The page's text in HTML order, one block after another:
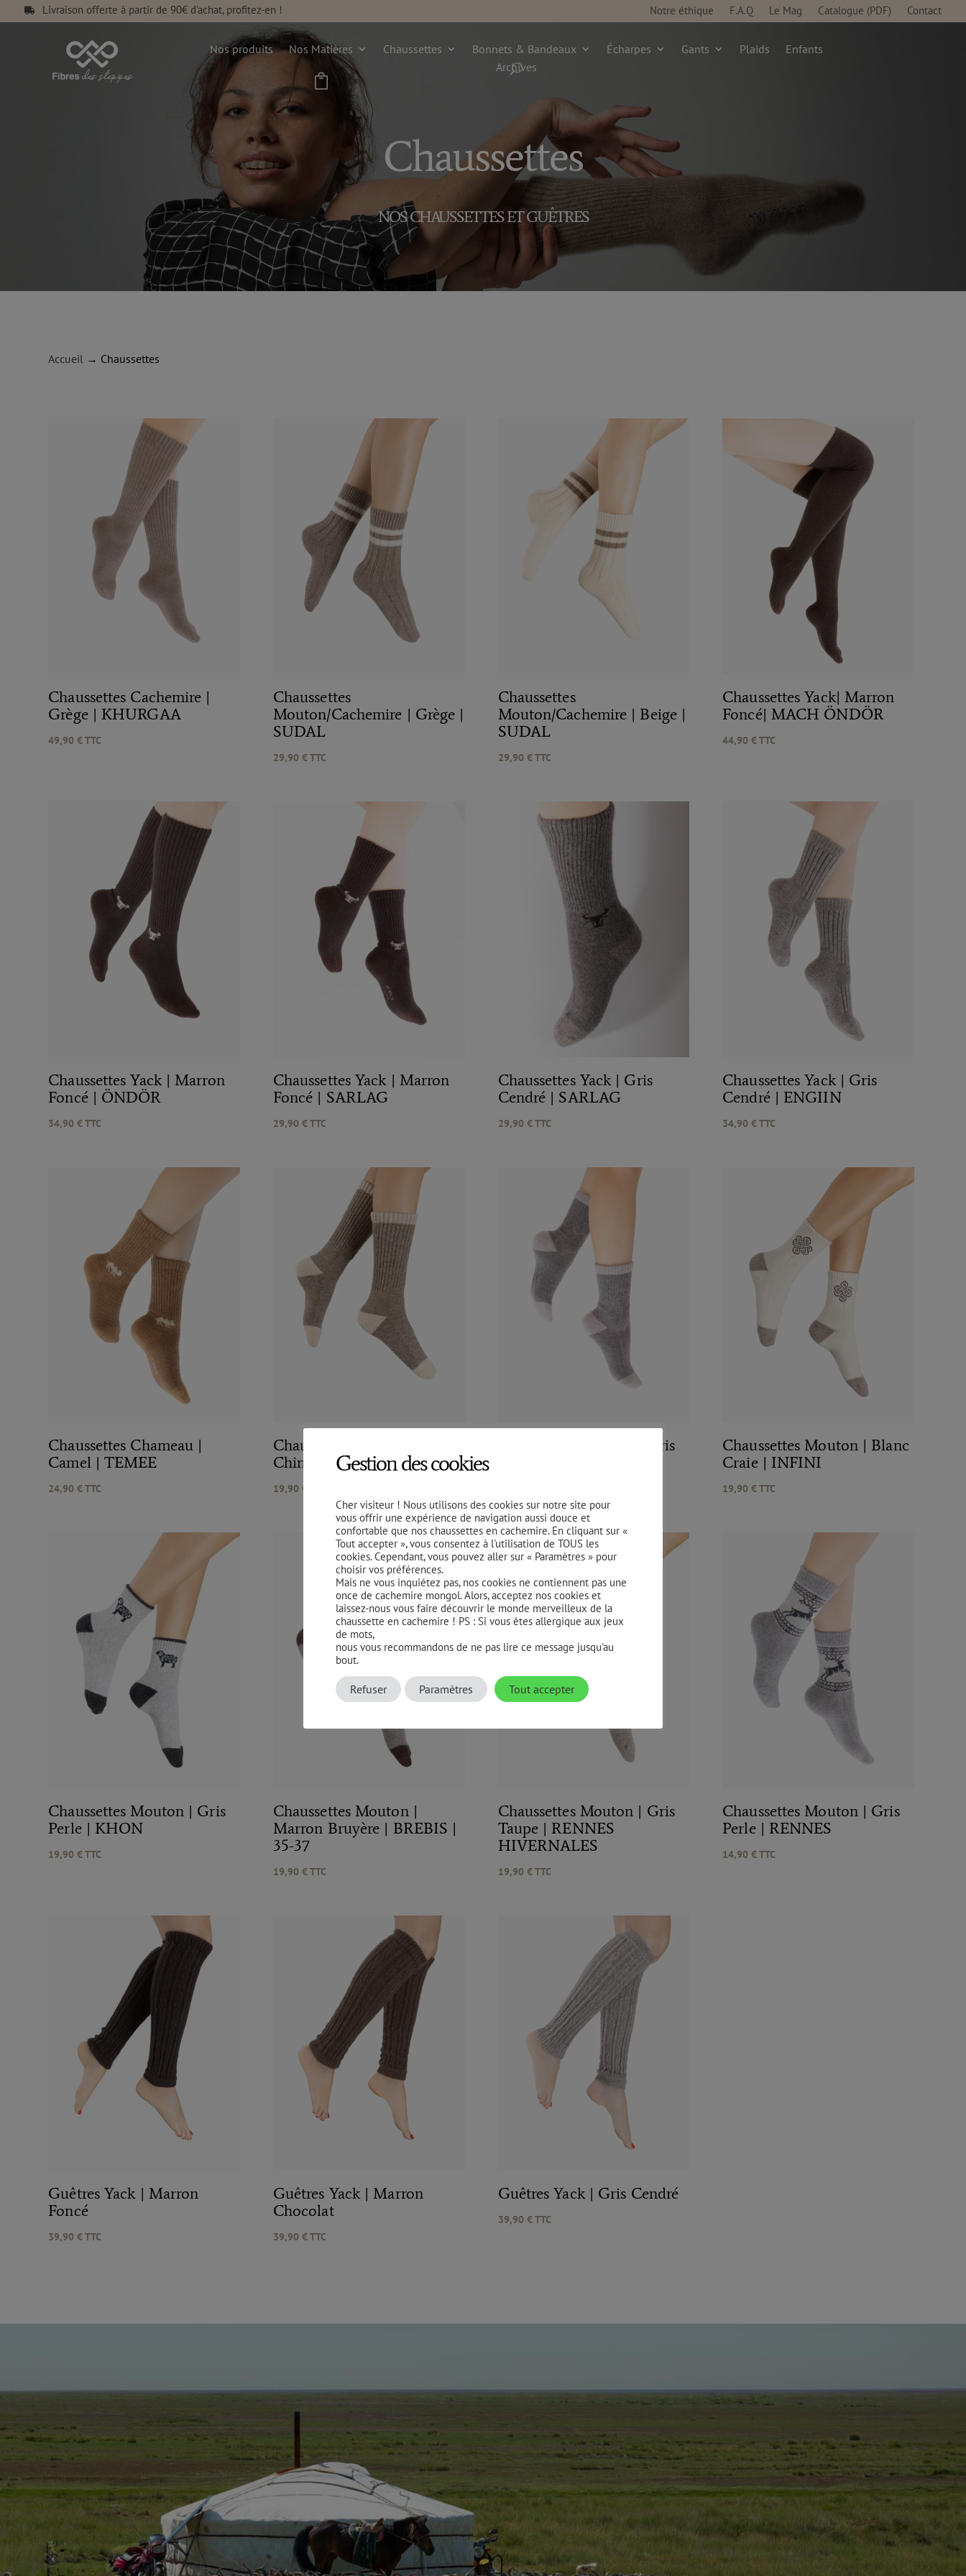
 Livraison offerte à partir de 90€ d’achat, profitez-en ! Notre éthique F.A.Q Le Mag Catalogue (PDF) Contact
Nos produits Nos Matières Chaussettes Bonnets & Bandeaux Écharpes Gants Plaids
Enfants
Archives

Chaussettes
NOS CHAUSSETTES ET GUÊTRES
Accueil → Chaussettes
Chaussettes Cachemire |
Grège | KHURGAA
49,90€TTC
Chaussettes
Mouton/Cachemire | Grège |
SUDAL
29,90 €TTC
Chaussettes
Mouton/Cachemire | Beige |
SUDAL
29,90 €TTC
Chaussettes Yack| Marron
Foncé| MACH ÖNDÖR
44,90€TTC
Chaussettes Yack | Marron
Foncé | ÖNDÖR
34,90€TTC
Chaussettes Yack | Marron
Foncé | SARLAG
29,90 €TTC
Chaussettes Yack | Gris
Cendré | SARLAG
29,90 €TTC
Chaussettes Yack | Gris
Cendré | ENGIIN
34,90€TTC
Chaussettes Chameau |
Camel | TEMEE
24,90€TTC
Chaussettes Mouton | Beige
Chiné | ÖDRIN
19,90 €
Chaussettes Mouton | Gris
Chaussettes Mouton | Blanc
Craie | INFINI
19,90€TTC
Chaussettes Mouton | Gris
Perle | KHON
19,90€TTC
Chaussettes Mouton |
Marron Bruyère | BREBIS |
35-37
19,90 €TTC
Chaussettes Mouton | Gris
Taupe | RENNES
HIVERNALES
19,90 €TTC
Chaussettes Mouton | Gris
Perle | RENNES
14,90€TTC
Guêtres Yack | Marron
Foncé
39,90€TTC
Guêtres Yack | Marron
Chocolat
39,90 €TTC
Guêtres Yack | Gris Cendré
39,90 €TTC
Gestion des cookies
Cher visiteur ! Nous utilisons des cookies sur notre site pour
vous offrir une expérience de navigation aussi douce et
confortable que nos chaussettes en cachemire. En cliquant sur «
Tout accepter », vous consentez à l'utilisation de TOUS les
cookies. Cependant, vous pouvez aller sur « Paramètres » pour
choisir vos préférences.
Mais ne vous inquiétez pas, nos cookies ne contiennent pas une
once de cachemire mongol. Alors, acceptez nos cookies et
laissez-nous vous faire découvrir le monde merveilleux de la
chaussette en cachemire ! PS : Si vous êtes allergique aux jeux
de mots,
nous vous recommandons de ne pas lire ce message jusqu'au
bout.
Refuser Paramètres Tout accepter